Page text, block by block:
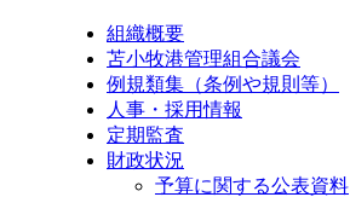
組織概要
苫小牧港管理組合議会
例規類集（条例や規則等）
人事・採用情報
定期監査
財政状況
予算に関する公表資料